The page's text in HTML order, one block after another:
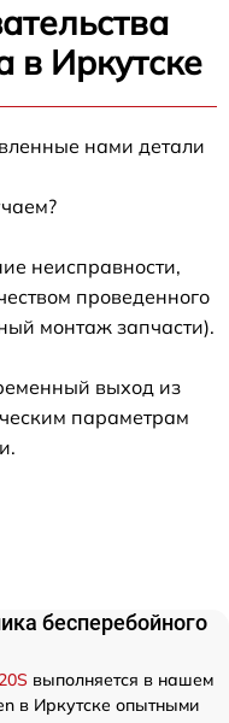
в Иркутске
нами детали
неисправности,
проведенного
монтаж запчасти).
выход из
параметрам
бесперебойного
выполняется в нашем
в Иркутске опытными